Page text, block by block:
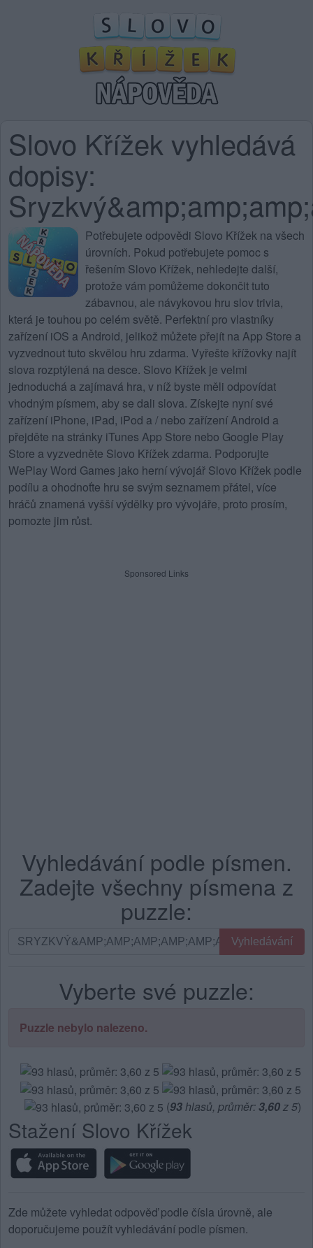
Slovo Křížek vyhledává
dopisy:
Potřebujete odpovědi Slovo Křížek na všech
úrovních. Pokud potřebujete pomoc s
řešením Slovo Křížek, nehledejte další,
protože vám pomůžeme dokončit tuto
zábavnou, ale návykovou hru slov trivia,
která je touhou po celém světě. Perfektní pro vlastníky
zařízení iOS a Android, jelikož můžete přejít na App Store a
vyzvednout tuto skvělou hru zdarma. Vyřešte křížovky najít
slova rozptýlená na desce. Slovo Křížek je velmi
jednoduchá a zajímavá hra, v níž byste měli odpovídat
vhodným písmem, aby se dali slova. Získejte nyní své
zařízení iPhone, iPad, iPod a / nebo zařízení Android a
přejděte na stránky iTunes App Store nebo Google Play
Store a vyzvedněte Slovo Křížek zdarma. Podporujte
WePlay Word Games jako herní vývojář Slovo Křížek podle
podílu a ohodnoťte hru se svým seznamem přátel, více
hráčů znamená vyšší výdělky pro vývojáře, proto prosím,
pomozte jim růst.
Sponsored Links
Vyhledávání podle písmen.
Zadejte všechny písmena z
puzzle:
Vyhledávání
písmena
Vyhledávání
Vyberte své puzzle:
Puzzle nebylo nalezeno.
(93hlasů, průměr:3,60z 5)
Stažení Slovo Křížek
Zde můžete vyhledat odpověď podle čísla úrovně, ale
doporučujeme použít vyhledávání podle písmen.